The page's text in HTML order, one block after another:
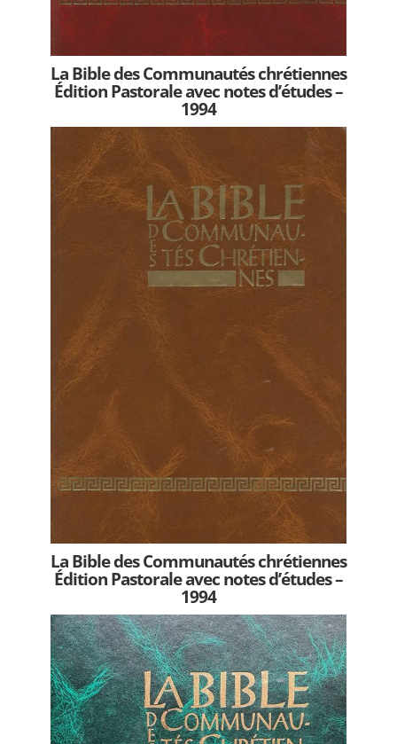
La Bible des Communautés chrétiennes
Édition Pastorale avec notes d’études –
1994
La Bible des Communautés chrétiennes
Édition Pastorale avec notes d’études –
1994